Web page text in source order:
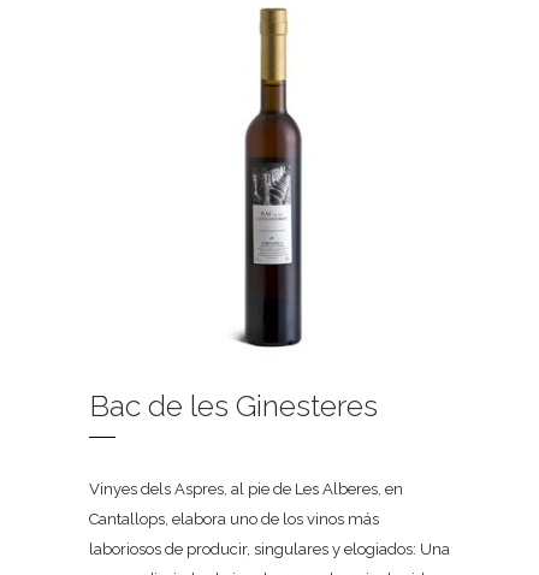
Bac de les Ginesteres
Vinyes dels Aspres, al pie de Les Alberes, en
Cantallops, elabora uno de los vinos más
laboriosos de producir, singulares y elogiados: Una